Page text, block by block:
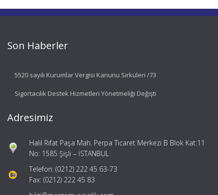
Son Haberler
5520 sayılı Kurumlar Vergisi Kanunu Sirküleri /73
Sigortacılık Destek Hizmetleri Yönetmeliği Değişti
Adresimiz
Halil Rıfat Paşa Mah. Perpa Ticaret Merkezi B Blok Kat:11
No: 1585 Şişli – İSTANBUL
Telefon: (0212) 222 45 63-73
Fax: (0212) 222 45 83